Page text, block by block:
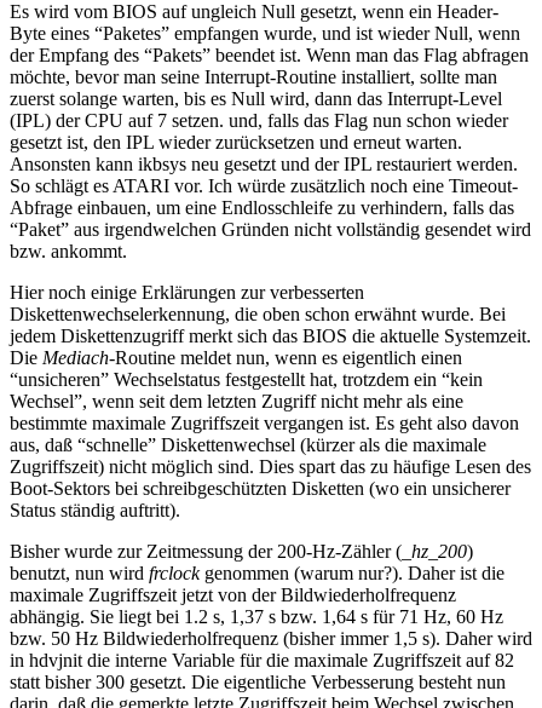
Es wird vom BIOS auf ungleich Null gesetzt, wenn ein Header-
Byte eines “Paketes” empfangen wurde, und ist wieder Null, wenn
der Empfang des “Pakets” beendet ist. Wenn man das Flag abfragen
möchte, bevor man seine Interrupt-Routine installiert, sollte man
zuerst solange warten, bis es Null wird, dann das Interrupt-Level
(IPL) der CPU auf 7 setzen. und, falls das Flag nun schon wieder
gesetzt ist, den IPL wieder zurücksetzen und erneut warten.
Ansonsten kann ikbsys neu gesetzt und der IPL restauriert werden.
So schlägt es ATARI vor. Ich würde zusätzlich noch eine Timeout-
Abfrage einbauen, um eine Endlosschleife zu verhindern, falls das
“Paket” aus irgendwelchen Gründen nicht vollständig gesendet wird
bzw. ankommt.
Hier noch einige Erklärungen zur verbesserten
Diskettenwechselerkennung, die oben schon erwähnt wurde. Bei
jedem Diskettenzugriff merkt sich das BIOS die aktuelle Systemzeit.
Die Mediach-Routine meldet nun, wenn es eigentlich einen
“unsicheren” Wechselstatus festgestellt hat, trotzdem ein “kein
Wechsel”, wenn seit dem letzten Zugriff nicht mehr als eine
bestimmte maximale Zugriffszeit vergangen ist. Es geht also davon
aus, daß “schnelle” Diskettenwechsel (kürzer als die maximale
Zugriffszeit) nicht möglich sind. Dies spart das zu häufige Lesen des
Boot-Sektors bei schreibgeschützten Disketten (wo ein unsicherer
Status ständig auftritt).
Bisher wurde zur Zeitmessung der 200-Hz-Zähler ( _hz_200)
benutzt, nun wird frclockgenommen (warum nur?). Daher ist die
maximale Zugriffszeit jetzt von der Bildwiederholfrequenz
abhängig. Sie liegt bei 1.2 s, 1,37 s bzw. 1,64 s für 71 Hz, 60 Hz
bzw. 50 Hz Bildwiederholfrequenz (bisher immer 1,5 s). Daher wird
in hdvjnit die interne Variable für die maximale Zugriffszeit auf 82
statt bisher 300 gesetzt. Die eigentliche Verbesserung besteht nun